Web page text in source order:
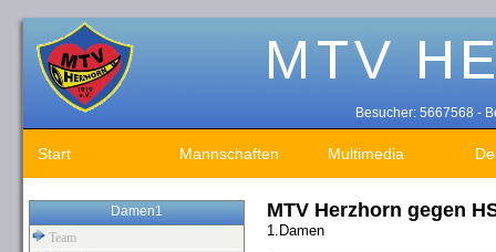
Besucher: 5667568 -
Start Mannschaften Multimedia
Damen1
Team
MTV Herzhorn gegen
1.Damen